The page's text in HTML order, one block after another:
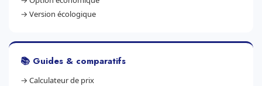
→ Version écologique
📚 Guides & comparatifs
→ Calculateur de prix